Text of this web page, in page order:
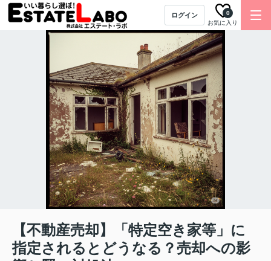
ログイン
お気に入り
0
【不動産売却】「特定空き家等」に
指定されるとどうなる？売却への影